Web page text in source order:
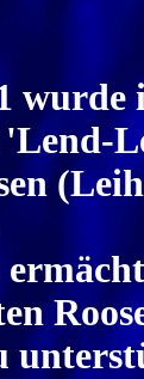
wurde